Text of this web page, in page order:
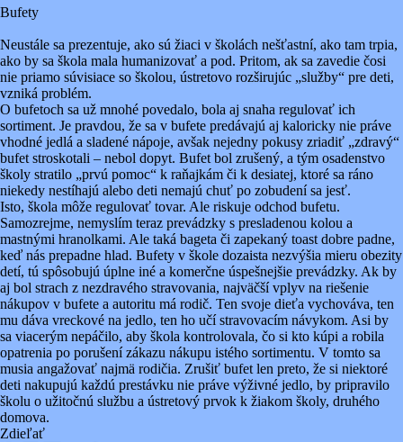
Bufety
Neustále sa prezentuje, ako sú žiaci v školách nešťastní, ako tam trpia,
ako by sa škola mala humanizovať a pod. Pritom, ak sa zavedie čosi
nie priamo súvisiace so školou, ústretovo rozširujúc „služby“ pre deti,
vzniká problém.
O bufetoch sa už mnohé povedalo, bola aj snaha regulovať ich
sortiment. Je pravdou, že sa v bufete predávajú aj kaloricky nie práve
vhodné jedlá a sladené nápoje, avšak nejedny pokusy zriadiť „zdravý“
bufet stroskotali – nebol dopyt. Bufet bol zrušený, a tým osadenstvo
školy stratilo „prvú pomoc“ k raňajkám či k desiatej, ktoré sa ráno
niekedy nestíhajú alebo deti nemajú chuť po zobudení sa jesť.
Isto, škola môže regulovať tovar. Ale riskuje odchod bufetu.
Samozrejme, nemyslím teraz prevádzky s presladenou kolou a
mastnými hranolkami. Ale taká bageta či zapekaný toast dobre padne,
keď nás prepadne hlad. Bufety v škole dozaista nezvýšia mieru obezity
detí, tú spôsobujú úplne iné a komerčne úspešnejšie prevádzky. Ak by
aj bol strach z nezdravého stravovania, najväčší vplyv na riešenie
nákupov v bufete a autoritu má rodič. Ten svoje dieťa vychováva, ten
mu dáva vreckové na jedlo, ten ho učí stravovacím návykom. Asi by
sa viacerým nepáčilo, aby škola kontrolovala, čo si kto kúpi a robila
opatrenia po porušení zákazu nákupu istého sortimentu. V tomto sa
musia angažovať najmä rodičia. Zrušiť bufet len preto, že si niektoré
deti nakupujú každú prestávku nie práve výživné jedlo, by pripravilo
školu o užitočnú službu a ústretový prvok k žiakom školy, druhého
domova.
Zdieľať